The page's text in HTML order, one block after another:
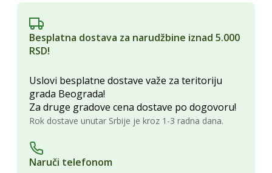
Kapi, sirupi i eliksiri
Superhrana
Zdravi Napici
Sokovi
Vina
Kafa i zamena za kafu
Besplatna dostava za narudžbine iznad 5.000
RSD!
Uslovi besplatne dostave važe za teritoriju
grada Beograda!
Za druge gradove cena dostave po dogovoru!
Rok dostave unutar Srbije je kroz 1-3 radna dana.
Naruči telefonom